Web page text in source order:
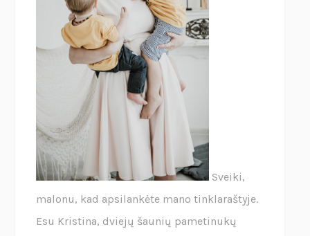
Sveiki,
malonu, kad apsilankėte mano tinklaraštyje.
Esu Kristina, dviejų šaunių pametinukų